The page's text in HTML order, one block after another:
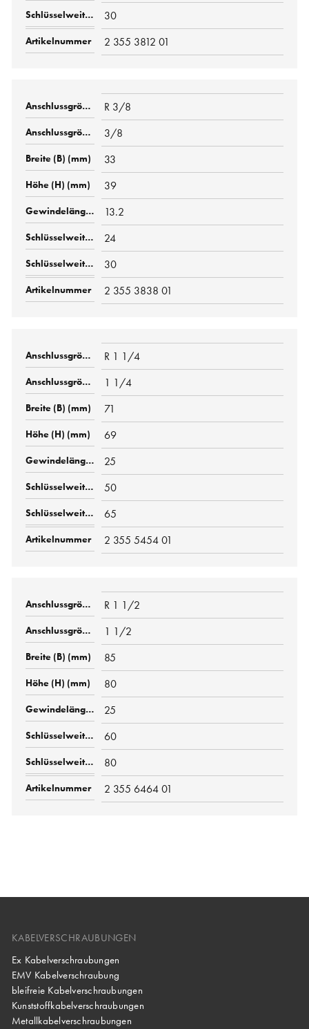
30
2 355 3812 01
R 3/8
3/8
33
39
13.2
24
30
2 355 3838 01
R 1 1/4
1 1/4
71
69
25
50
65
2 355 5454 01
R 1 1/2
1 1/2
85
80
25
60
80
2 355 6464 01
KABELVERSCHRAUBUNGEN
Ex Kabelverschraubungen
EMV Kabelverschraubung
bleifreie Kabelverschraubungen
Kunststoffkabelverschraubungen
Metallkabelverschraubungen